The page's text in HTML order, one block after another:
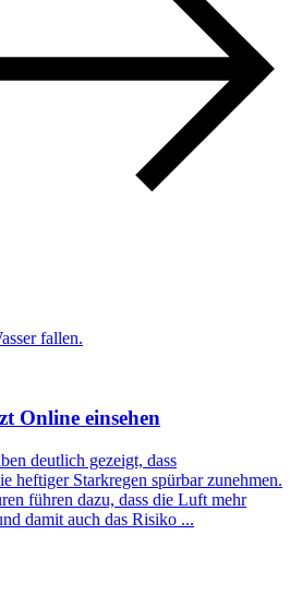
Online einsehen
deutlich gezeigt, dass
heftiger Starkregen spürbar zunehmen.
führen dazu, dass die Luft mehr
damit auch das Risiko ...